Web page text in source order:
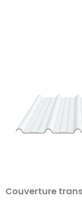
Couverture